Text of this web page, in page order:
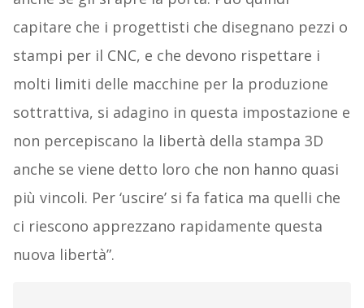
capitare che i progettisti che disegnano pezzi o
stampi per il CNC, e che devono rispettare i
molti limiti delle macchine per la produzione
sottrattiva, si adagino in questa impostazione e
non percepiscano la libertà della stampa 3D
anche se viene detto loro che non hanno quasi
più vincoli. Per ‘uscire’ si fa fatica ma quelli che
ci riescono apprezzano rapidamente questa
nuova libertà”.